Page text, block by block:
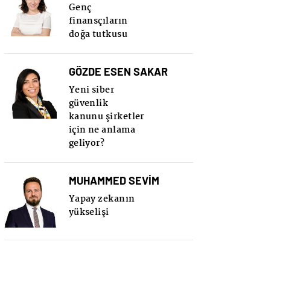
Genç
finansçıların
doğa tutkusu
GÖZDE ESEN SAKAR
Yeni siber
güvenlik
kanunu şirketler
için ne anlama
geliyor?
MUHAMMED SEVİM
Yapay zekanın
yükselişi